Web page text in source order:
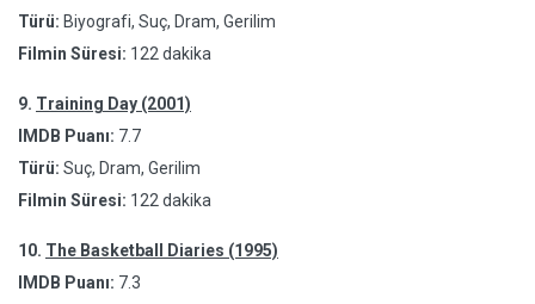
Türü: Biyografi, Suç, Dram, Gerilim
Filmin Süresi: 122 dakika
9. Training Day (2001)
IMDB Puanı: 7.7
Türü: Suç, Dram, Gerilim
Filmin Süresi: 122 dakika
10. The Basketball Diaries (1995)
IMDB Puanı: 7.3